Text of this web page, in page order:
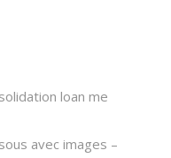
loan me
avec images –